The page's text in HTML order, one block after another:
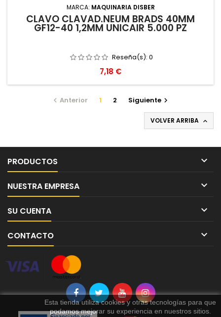
MARCA: MAQUINARIA DISBER
CLAVO CLAVAD.NEUM BRADS 40MM
GF12-40 1,2MM UNICAIR 5.000 PZ
Reseña(s): 0
Precio
7,18 €
 Anterior 1 2 Siguiente 
VOLVER ARRIBA 
PRODUCTOS 
NUESTRA EMPRESA 
SU CUENTA 
CONTACTO 
Esta tienda utiliza cookies y otras tecnologías para que
podamos mejorar su experiencia en nuestros sitios.